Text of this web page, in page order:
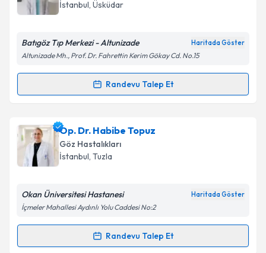
Takvim Talebini Gönder
Kişisel verilerimin işlenmesine ilişkin
Metni'ni okudum ve kişisel verilerimin belirtilen
Takvim Talebini Gönder
İstanbul, Üsküdar
Batıgöz Tıp Merkezi - Altunizade Haritada Göster
Altunizade Mh., Prof. Dr. Fahrettin Kerim Gökay Cd. No.15
Randevu Talep Et
Randevu Takvimi Talebi
Prof. Dr. Ferda Çiftçi için randevu takvimi talebi
oluşturun. Size bu uzmandan randevu almanız için bir
takvim hazırlandığında e-posta ile bilgilendireceğiz.
Kişisel verilerimin işlenmesine ilişkin
Metni'ni okudum ve kişisel verilerimin belirtilen
Op. Dr. Habibe Topuz
Göz Hastalıkları
İstanbul, Tuzla
Okan Üniversitesi Hastanesi Haritada Göster
İçmeler Mahallesi Aydınlı Yolu Caddesi No:2
Randevu Talep Et
Randevu Takvimi Talebi